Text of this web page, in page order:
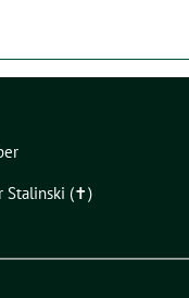
Stalinski (✝︎)